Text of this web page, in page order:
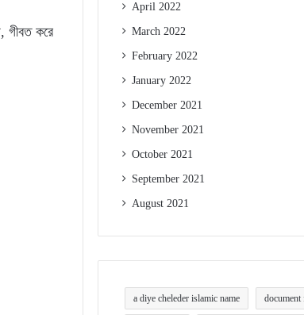
গীবত করে
April 2022
March 2022
February 2022
January 2022
December 2021
November 2021
October 2021
September 2021
August 2021
a diye cheleder islamic name document